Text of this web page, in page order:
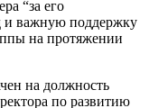
“за его
и важную поддержку
на протяжении
на должность
по развитию